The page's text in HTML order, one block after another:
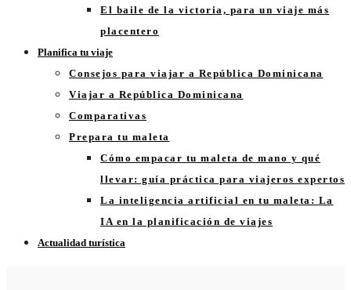
El baile de la victoria, para un viaje más
placentero
Planifica tu viaje
Consejos para viajar a República Dominicana
Viajar a República Dominicana
Comparativas
Prepara tu maleta
Cómo empacar tu maleta de mano y qué
llevar: guía práctica para viajeros expertos
La inteligencia artificial en tu maleta: La
IA en la planificación de viajes
Actualidad turística